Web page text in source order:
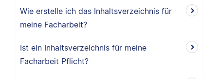
Wie erstelle ich das Inhaltsverzeichnis für
meine Facharbeit?
Ist ein Inhaltsverzeichnis für meine
Facharbeit Pflicht?